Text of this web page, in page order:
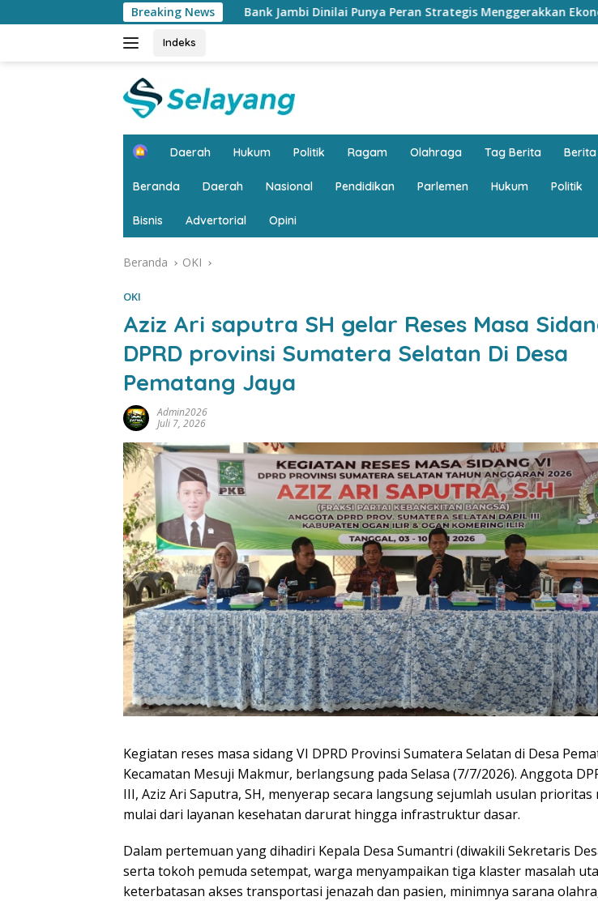
ke
Breaking News
Bank Jambi Dinilai Punya Peran Strategis Menggerakkan Ekonomi Jambi Mobil
Indeks
H
e
Daerah Hukum Politik Ragam Olahraga Tag Berita
Beranda Daerah Nasional Pendidikan Parlemen Hukum Politik
Bisnis Advertorial Opini
Beranda OKI
OKI
Aziz Ari saputra SH gelar Reses Masa
DPRD provinsi Sumatera Selatan Di Desa
Pematang Jaya
Admin2026
Juli 7, 2026
Kegiatan reses masa sidang VI DPRD Provinsi Sumatera Selatan di Desa
Kecamatan Mesuji Makmur, berlangsung pada Selasa (7/7/2026). Anggota
III, Aziz Ari Saputra, SH, menyerap secara langsung sejumlah usulan prioritas
mulai dari layanan kesehatan darurat hingga infrastruktur dasar.
Dalam pertemuan yang dihadiri Kepala Desa Sumantri (diwakili Sekretaris
serta tokoh pemuda setempat, warga menyampaikan tiga klaster masalah
keterbatasan akses transportasi jenazah dan pasien, minimnya sarana